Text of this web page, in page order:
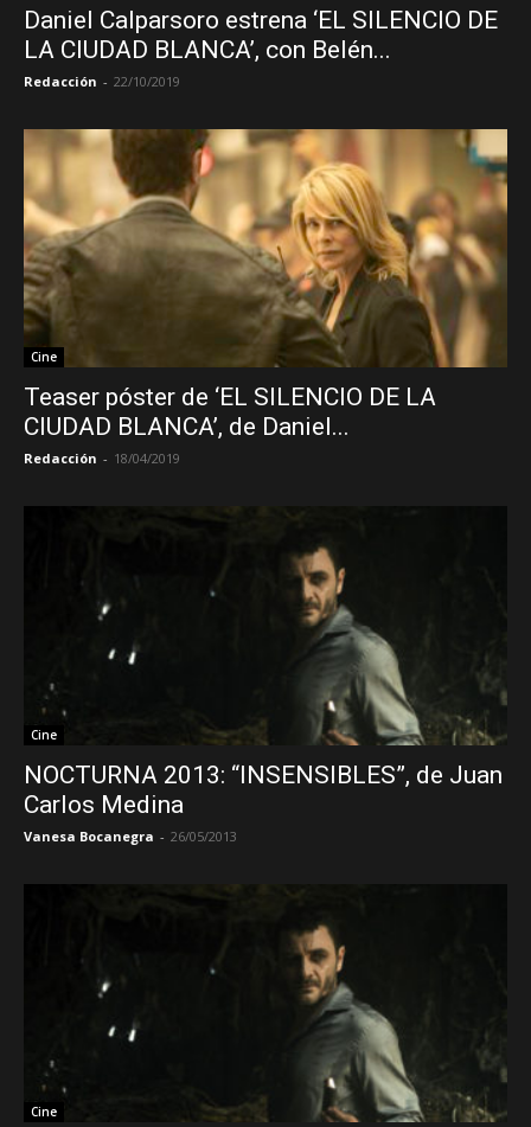
Daniel Calparsoro estrena ‘EL SILENCIO DE
LA CIUDAD BLANCA’, con Belén...
Redacción - 22/10/2019
Cine
Teaser póster de ‘EL SILENCIO DE LA
CIUDAD BLANCA’, de Daniel...
Redacción - 18/04/2019
Cine
NOCTURNA 2013: “INSENSIBLES”, de Juan
Carlos Medina
Vanesa Bocanegra - 26/05/2013
Cine